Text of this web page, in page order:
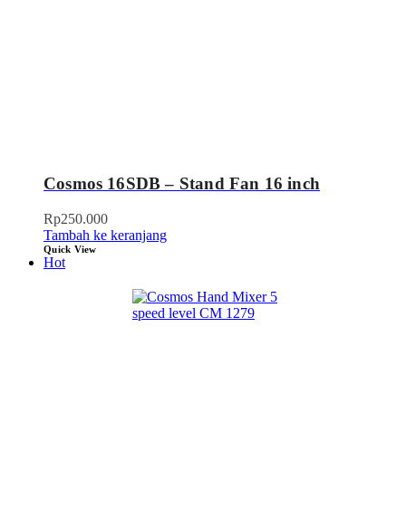
Cosmos 16SDB – Stand Fan 16 inch
Rp250.000
Tambah ke keranjang
Quick View
Hot